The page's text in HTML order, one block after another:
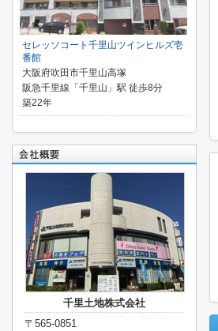
セレッソコート千里山ツインヒルズ壱
番館
大阪府吹田市千里山高塚
阪急千里線「千里山」駅 徒歩8分
築22年
千里土地株式会社
〒565-0851